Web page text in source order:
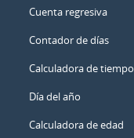
Cuenta regresiva
Contador de días
Calculadora de tiempo
Día del año
Calculadora de edad